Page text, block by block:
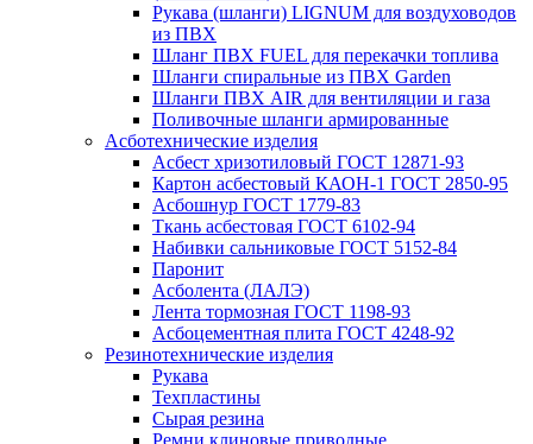
Рукава (шланги) LIGNUM для воздуховодов
из ПВХ
Шланг ПВХ FUEL для перекачки топлива
Шланги спиральные из ПВХ Garden
Шланги ПВХ AIR для вентиляции и газа
Поливочные шланги армированные
Асботехнические изделия
Асбест хризотиловый ГОСТ 12871-93
Картон aсбестовый КАОН-1 ГОСТ 2850-95
Асбошнур ГОСТ 1779-83
Ткань асбестовая ГОСТ 6102-94
Набивки сальниковые ГОСТ 5152-84
Паронит
Асболента (ЛАЛЭ)
Лента тормозная ГОСТ 1198-93
Асбоцементная плита ГОСТ 4248-92
Резинотехнические изделия
Рукава
Техпластины
Сырая резина
Ремни клиновые приводные